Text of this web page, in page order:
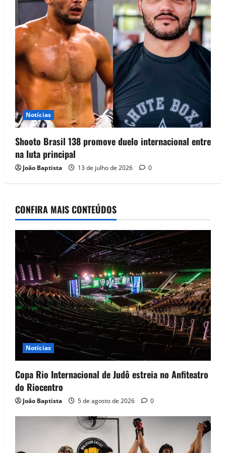
Notícias
Shooto Brasil 138 promove duelo internacional entre
na luta principal
João Baptista 13 de julho de 2026 0
CONFIRA MAIS CONTEÚDOS
Notícias
Copa Rio Internacional de Judô estreia no Anfiteatro
do Riocentro
João Baptista 5 de agosto de 2026 0